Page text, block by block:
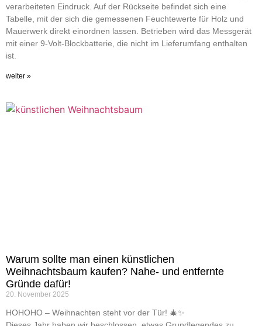
verarbeiteten Eindruck. Auf der Rückseite befindet sich eine
Tabelle, mit der sich die gemessenen Feuchtewerte für Holz und
Mauerwerk direkt einordnen lassen. Betrieben wird das Messgerät
mit einer 9-Volt-Blockbatterie, die nicht im Lieferumfang enthalten
ist.
weiter »
Warum sollte man einen künstlichen
Weihnachtsbaum kaufen? Nahe- und entfernte
Gründe dafür!
20. November 2025
HOHOHO – Weihnachten steht vor der Tür! 🎄✨